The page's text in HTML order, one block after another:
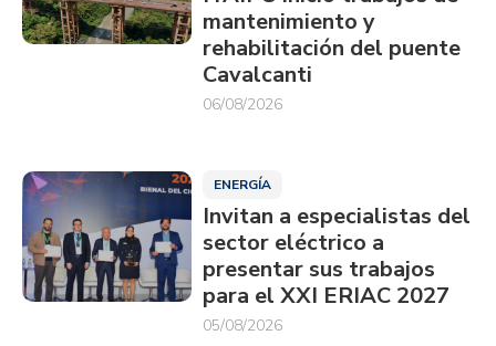
mantenimiento y
rehabilitación del puente
Cavalcanti
06/08/2026
ENERGÍA
Invitan a especialistas del
sector eléctrico a
presentar sus trabajos
para el XXI ERIAC 2027
05/08/2026